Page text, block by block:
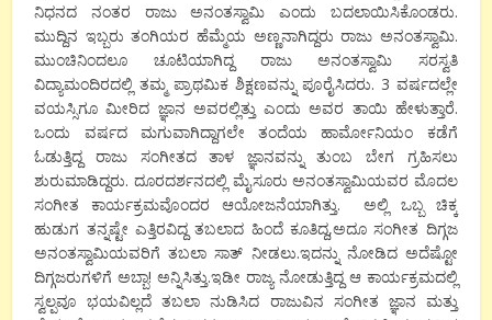
ನಿಧನದ ನಂತರ ರಾಜು ಅನಂತಸ್ವಾಮಿ ಎಂದು ಬದಲಾಯಿಸಿಕೊಂಡರು.
ಮುದ್ದಿನ ಇಬ್ಬರು ತಂಗಿಯರ ಹೆಮ್ಮೆಯ ಅಣ್ಣನಾಗಿದ್ದರು ರಾಜು ಅನಂತಸ್ವಾಮಿ.
ಮುಂಚಿನಿಂದಲೂ ಚೂಟಿಯಾಗಿದ್ದ ರಾಜು ಅನಂತಸ್ವಾಮಿ ಸರಸ್ವತಿ
ವಿದ್ಯಾಮಂದಿರದಲ್ಲಿ ತಮ್ಮ ಪ್ರಾಥಮಿಕ ಶಿಕ್ಷಣವನ್ನು ಪೂರೈಸಿದರು. 3 ವರ್ಷದಲ್ಲೇ
ವಯಸ್ಸಿಗೂ ಮೀರಿದ ಜ್ಞಾನ ಅವರಲ್ಲಿತ್ತು ಎಂದು ಅವರ ತಾಯಿ ಹೇಳುತ್ತಾರೆ.
ಒಂದು ವರ್ಷದ ಮಗುವಾಗಿದ್ದಾಗಲೇ ತಂದೆಯ ಹಾರ್ಮೋನಿಯಂ ಕಡೆಗೆ
ಓಡುತ್ತಿದ್ದ ರಾಜು ಸಂಗೀತದ ತಾಳ ಜ್ಞಾನವನ್ನು ತುಂಬ ಬೇಗ ಗ್ರಹಿಸಲು
ಶುರುಮಾಡಿದ್ದರು. ದೂರದರ್ಶನದಲ್ಲಿ ಮೈಸೂರು ಅನಂತಸ್ವಾಮಿಯವರ ಮೊದಲ
ಸಂಗೀತ ಕಾರ್ಯಕ್ರಮವೊಂದರ ಆಯೋಜನೆಯಾಗಿತ್ತು. ಅಲ್ಲಿ ಒಬ್ಬ ಚಿಕ್ಕ
ಹುಡುಗ ತನ್ನಷ್ಟೇ ಎತ್ತಿರವಿದ್ದ ತಬಲಾದ ಹಿಂದೆ ಕೂತಿದ್ದ,ಅದೂ ಸಂಗೀತ ದಿಗ್ಗಜ
ಅನಂತಸ್ವಾಮಿಯವರಿಗೆ ತಬಲಾ ಸಾತ್ ನೀಡಲು.ಇದನ್ನು ನೋಡಿದ ಅದೆಷ್ಟೋ
ದಿಗ್ಗಜರುಗಳಿಗೆ ಅಬ್ಬಾ! ಅನ್ನಿಸಿತ್ತು.ಇಡೀ ರಾಜ್ಯ ನೋಡುತ್ತಿದ್ದ ಆ ಕಾರ್ಯಕ್ರಮದಲ್ಲಿ
ಸ್ವಲ್ಪವೂ ಭಯವಿಲ್ಲದೆ ತಬಲಾ ನುಡಿಸಿದ ರಾಜುವಿನ ಸಂಗೀತ ಜ್ಞಾನ ಮತ್ತು